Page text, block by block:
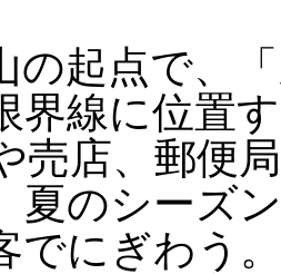
起点で、
界線に位置
売店、郵便
夏のシーズ
でにぎわう